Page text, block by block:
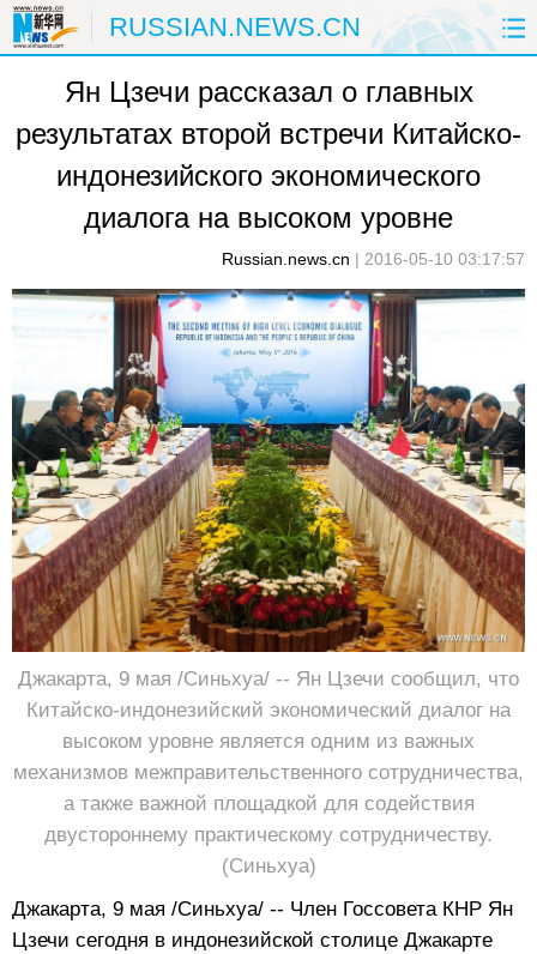
RUSSIAN.NEWS.CN
ГЛАВНАЯ КИТАЙ РФ И СНГ
В МИРЕ ЭКОНОМИКА ОБЩЕСТВО
НАУКА ПРИРОДА КУЛЬТУРА
ЗДОРОВЬЕ ФОТОЛЕНТЫ
СПЕЦТЕМЫ
Ян Цзечи рассказал о главных
результатах второй встречи Китайско-
индонезийского экономического
диалога на высоком уровне
Russian.news.cn | 2016-05-10 03:17:57
Джакарта, 9 мая /Синьхуа/ -- Ян Цзечи сообщил, что
Китайско-индонезийский экономический диалог на
высоком уровне является одним из важных
механизмов межправительственного сотрудничества,
а также важной площадкой для содействия
двустороннему практическому сотрудничеству.
(Синьхуа)
Джакарта, 9 мая /Синьхуа/ -- Член Госсовета КНР Ян
Цзечи сегодня в индонезийской столице Джакарте